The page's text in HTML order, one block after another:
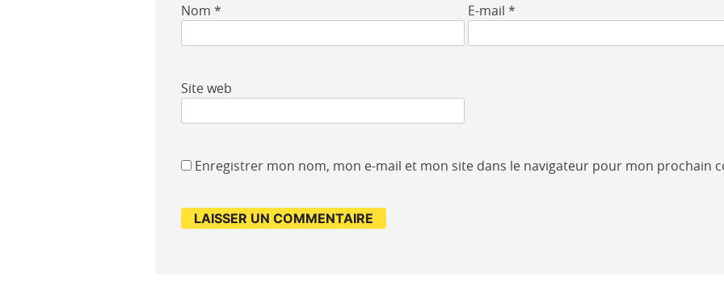
Nom * E-mail *
Site web
Enregistrer mon nom, mon e-mail et mon site dans le navigateur pour mon prochain